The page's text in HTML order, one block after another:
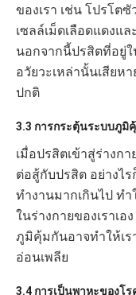
ของเรา เช่น โปรโต
เซลล์เม็ดเลือดแดงแ
นอกจากนี้ปรสิตที่อยู่
อวัยวะเหล่านั้นเสียห
ปกติ
3.3 การกระตุ้นระบบภูมิ
เมื่อปรสิตเข้าสู่ร่างก
ต่อสู้กับปรสิต อย่างไ
ทำงานมากเกินไป ทำ
ในร่างกายของเราเ
ภูมิคุ้มกันอาจทำให้เร
อ่อนเพลีย
3.4 การเป็นพาหะของโร